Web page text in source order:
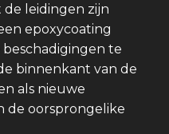
leidingen zijn
epoxycoating
te
binnenkant van de
als nieuwe
de oorsprongelike